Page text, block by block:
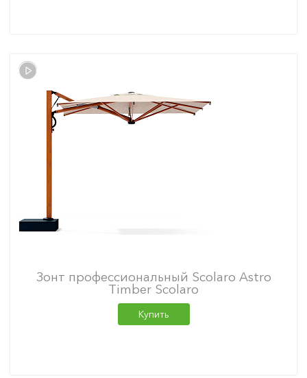
Зонт профессиональный Scolaro Astro
Timber Scolaro
Купить